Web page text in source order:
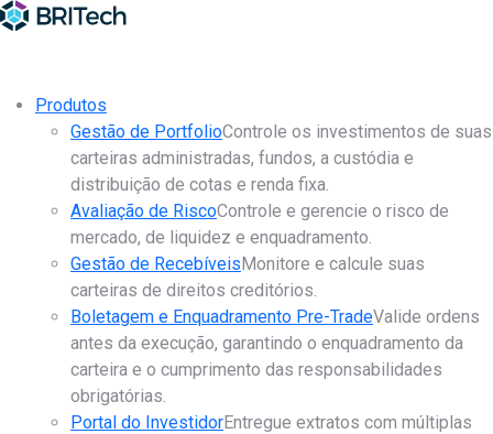
Produtos
Gestão de PortfolioControle os investimentos de suas
carteiras administradas, fundos, a custódia e
distribuição de cotas e renda fixa.
Avaliação de RiscoControle e gerencie o risco de
mercado, de liquidez e enquadramento.
Gestão de RecebíveisMonitore e calcule suas
carteiras de direitos creditórios.
Boletagem e Enquadramento Pre-TradeValide ordens
antes da execução, garantindo o enquadramento da
carteira e o cumprimento das responsabilidades
obrigatórias.
Portal do InvestidorEntregue extratos com múltiplas